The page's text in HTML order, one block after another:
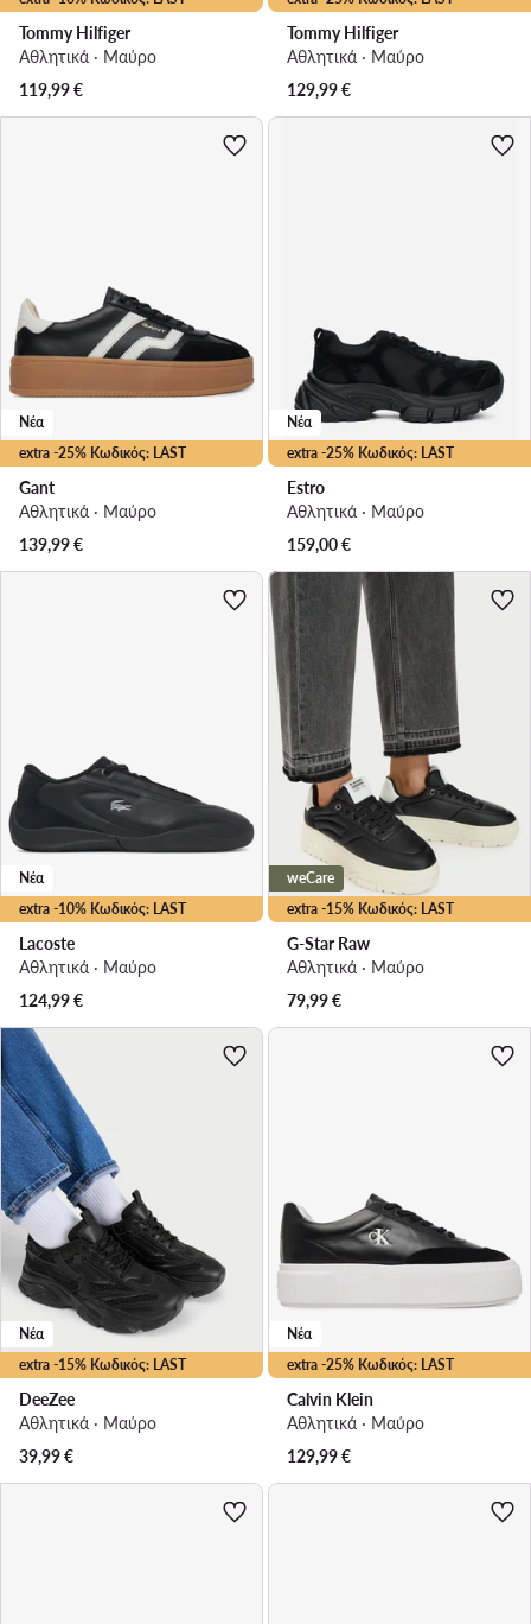
Tommy Hilfiger
Αθλητικά · Μαύρο
119,99€
Tommy Hilfiger
Αθλητικά · Μαύρο
129,99€
extra -25% Κωδικός: LAST
Νέα
Gant
Αθλητικά · Μαύρο
139,99€
extra -25% Κωδικός: LAST
Νέα
Estro
Αθλητικά · Μαύρο
159,00€
extra -10% Κωδικός: LAST
Νέα
Lacoste
Αθλητικά · Μαύρο
124,99€
extra -15% Κωδικός: LAST
weCare
G-Star Raw
Αθλητικά · Μαύρο
79,99€
extra -15% Κωδικός: LAST
Νέα
DeeZee
Αθλητικά · Μαύρο
39,99€
extra -25% Κωδικός: LAST
Νέα
Calvin Klein
Αθλητικά · Μαύρο
129,99€